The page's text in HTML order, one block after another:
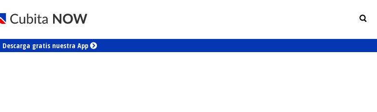
Descarga gratis nuestra App